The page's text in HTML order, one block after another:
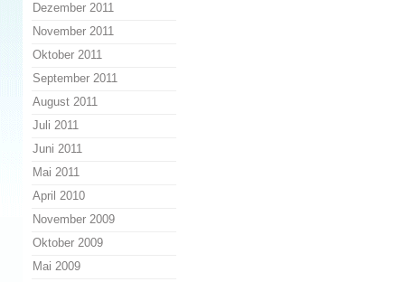
Dezember 2011
November 2011
Oktober 2011
September 2011
August 2011
Juli 2011
Juni 2011
Mai 2011
April 2010
November 2009
Oktober 2009
Mai 2009